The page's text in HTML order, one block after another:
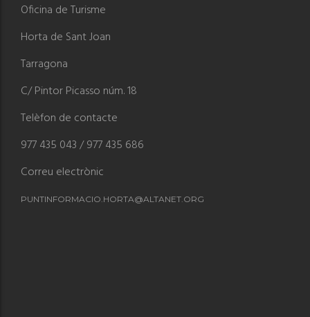
Oficina de Turisme
Horta de Sant Joan
Tarragona
C/ Pintor Picasso núm. 18
Telèfon de contacte
977 435 043 / 977 435 686
Correu electrònic
PUNTINFORMACIO.HORTA@ALTANET.ORG